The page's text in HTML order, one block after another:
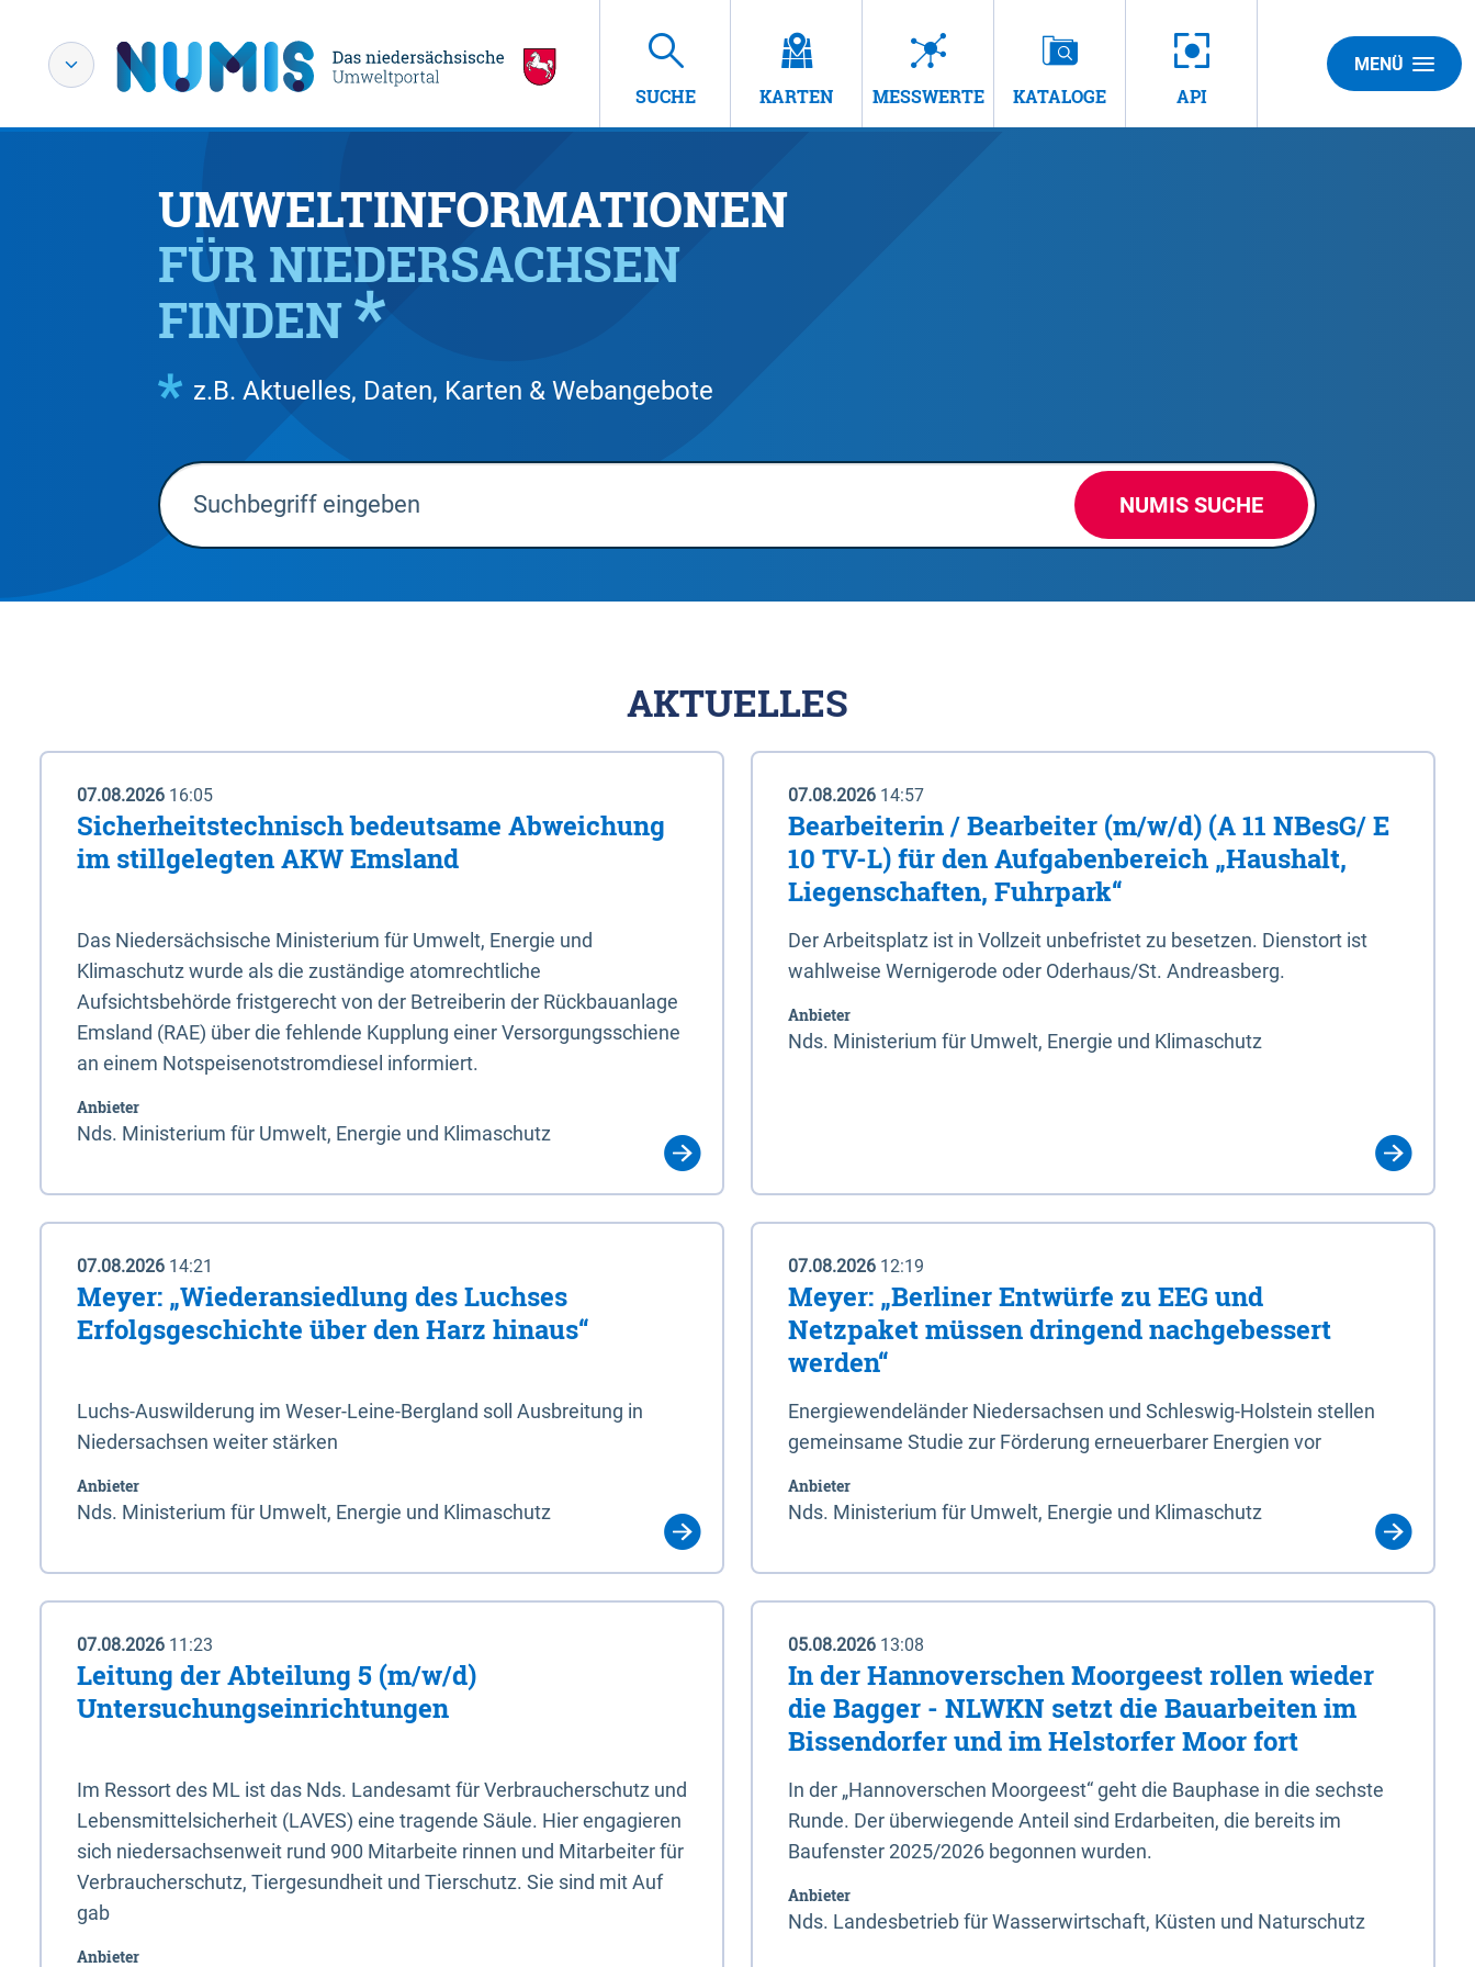
SUCHE KARTEN MESSWERTE KATALOGE API
MENÜ
UMWELTINFORMATIONEN
FÜR NIEDERSACHSEN
FINDEN
z.B. Aktuelles, Daten, Karten & Webangebote
NUMIS SUCHE
AKTUELLES
07.08.2026 16:05
Sicherheitstechnisch bedeutsame Abweichung
im stillgelegten AKW Emsland
Das Niedersächsische Ministerium für Umwelt, Energie und
Klimaschutz wurde als die zuständige atomrechtliche
Aufsichtsbehörde fristgerecht von der Betreiberin der Rückbauanlage
Emsland (RAE) über die fehlende Kupplung einer Versorgungsschiene
an einem Notspeisenotstromdiesel informiert.
Anbieter
Nds. Ministerium für Umwelt, Energie und Klimaschutz
07.08.2026 14:57
Bearbeiterin / Bearbeiter (m/w/d) (A 11 NBesG/ E
10 TV-L) für den Aufgabenbereich „Haushalt,
Liegenschaften, Fuhrpark“
Der Arbeitsplatz ist in Vollzeit unbefristet zu besetzen. Dienstort ist
wahlweise Wernigerode oder Oderhaus/St. Andreasberg.
Anbieter
Nds. Ministerium für Umwelt, Energie und Klimaschutz
07.08.2026 14:21
Meyer: „Wiederansiedlung des Luchses
Erfolgsgeschichte über den Harz hinaus“
Luchs-Auswilderung im Weser-Leine-Bergland soll Ausbreitung in
Niedersachsen weiter stärken
Anbieter
Nds. Ministerium für Umwelt, Energie und Klimaschutz
07.08.2026 12:19
Meyer: „Berliner Entwürfe zu EEG und
Netzpaket müssen dringend nachgebessert
werden“
Energiewendeländer Niedersachsen und Schleswig-Holstein stellen
gemeinsame Studie zur Förderung erneuerbarer Energien vor
Anbieter
Nds. Ministerium für Umwelt, Energie und Klimaschutz
07.08.2026 11:23
Leitung der Abteilung 5 (m/w/d)
Untersuchungseinrichtungen
Im Ressort des ML ist das Nds. Landesamt für Verbraucherschutz und
Lebensmittelsicherheit (LAVES) eine tragende Säule. Hier engagieren
sich niedersachsenweit rund 900 Mitarbeite rinnen und Mitarbeiter für
Verbraucherschutz, Tiergesundheit und Tierschutz. Sie sind mit Auf
gab
Anbieter
05.08.2026 13:08
In der Hannoverschen Moorgeest rollen wieder
die Bagger - NLWKN setzt die Bauarbeiten im
Bissendorfer und im Helstorfer Moor fort
In der „Hannoverschen Moorgeest“ geht die Bauphase in die sechste
Runde. Der überwiegende Anteil sind Erdarbeiten, die bereits im
Baufenster 2025/2026 begonnen wurden.
Anbieter
Nds. Landesbetrieb für Wasserwirtschaft, Küsten und Naturschutz